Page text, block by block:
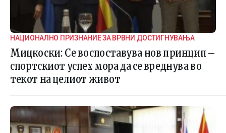
НАЦИОНАЛНО ПРИЗНАНИЕ ЗА ВРВНИ ДОСТИГНУВАЊА
Мицкоски: Се воспоставува нов принцип –
спортскиот успех мора да се вреднува во
текот на целиот живот